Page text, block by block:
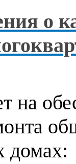
о
на
домах: